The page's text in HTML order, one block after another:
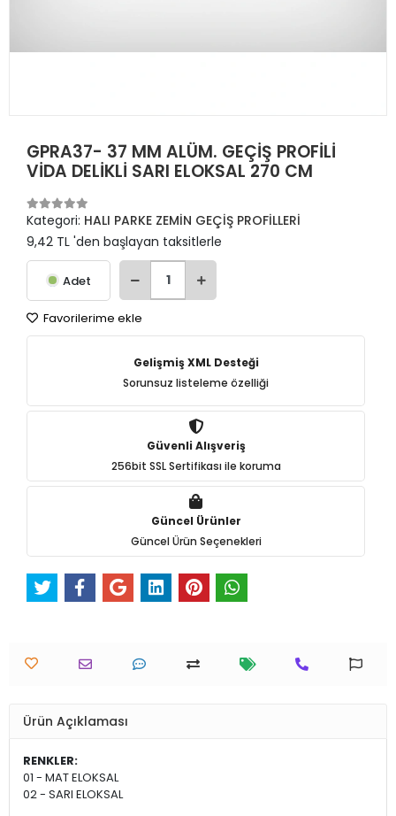
GPRA37- 37 MM ALÜM. GEÇİŞ PROFİLİ
VİDA DELİKLİ SARI ELOKSAL 270 CM
Kategori: HALI PARKE ZEMİN GEÇİŞ PROFİLLERİ
9,42 TL 'den başlayan taksitlerle
Adet
Favorilerime ekle
Gelişmiş XML Desteği
Sorunsuz listeleme özelliği
Güvenli Alışveriş
256bit SSL Sertifikası ile koruma
Güncel Ürünler
Güncel Ürün Seçenekleri
Ürün Açıklaması
RENKLER:
01 - MAT ELOKSAL
02 - SARI ELOKSAL